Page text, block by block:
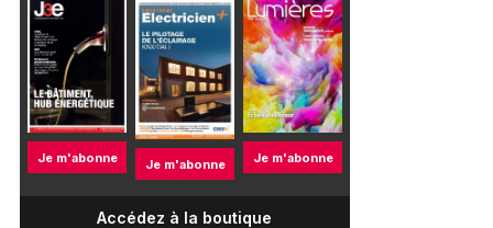
Je m'abonne Je m'abonne Je m'abonne
Accédez à la boutique